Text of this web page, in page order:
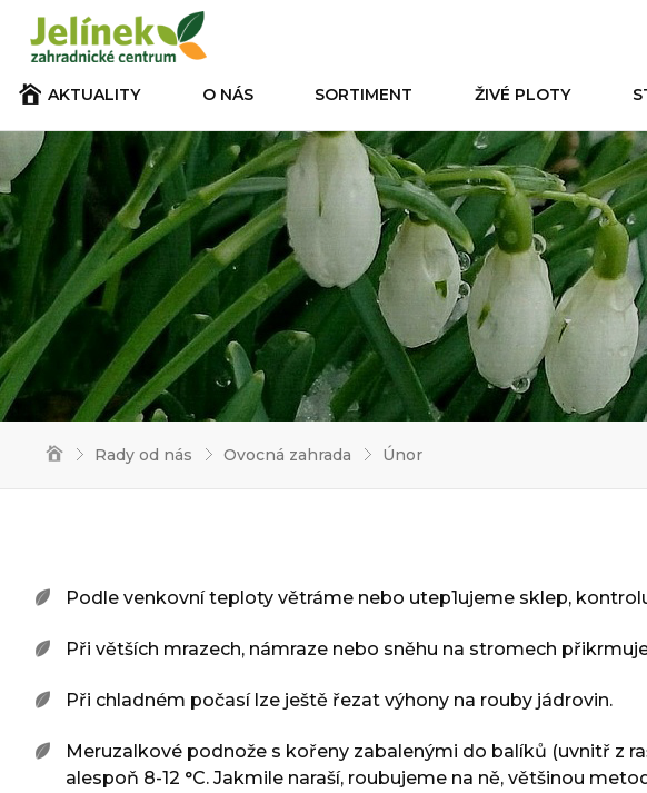
AKTUALITY O NÁS SORTIMENT ŽIVÉ PLOTY
Rady od nás Ovocná zahrada Únor
Podle venkovní teploty větráme nebo utep1ujeme sklep,
Při větších mrazech, námraze nebo sněhu na stromech
Při chladném počasí lze ještě řezat výhony na rouby jádrovin.
Meruzalkové podnože s kořeny zabalenými do balíků (uvnitř z
alespoň 8-12 °C. Jakmile naraší, roubujeme na ně, většinou